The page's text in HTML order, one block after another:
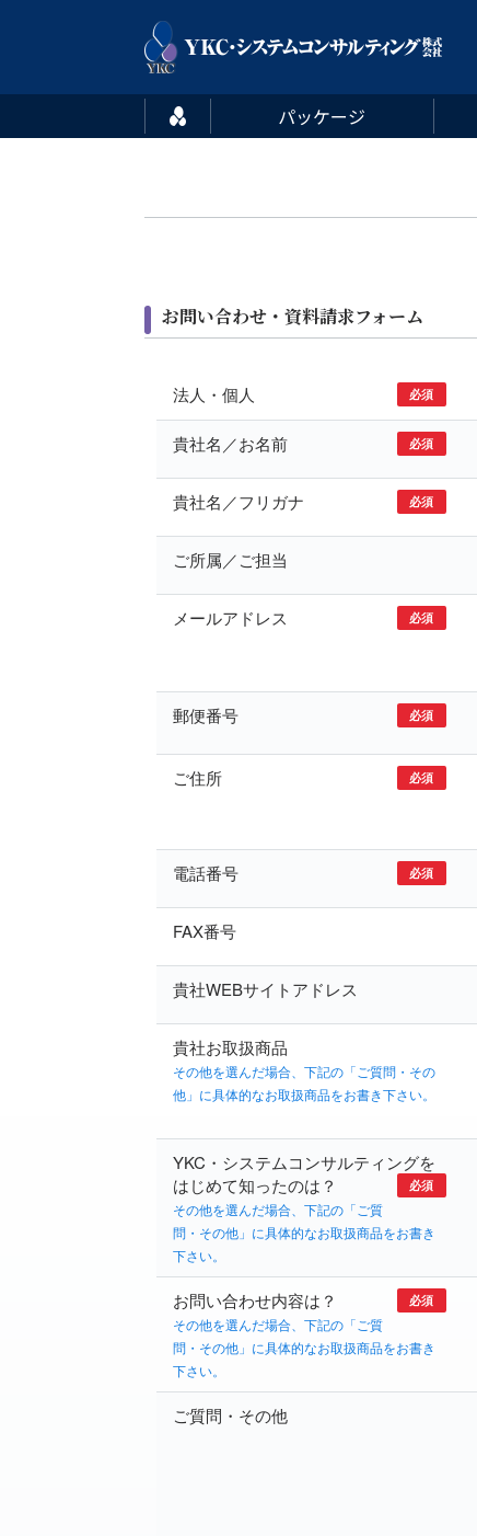
パッケージ
お問い合わせ・資料請求フォーム
法人・個人 必須
貴社名／お名前 必須
貴社名／フリガナ 必須
ご所属／ご担当
メールアドレス 必須
郵便番号 必須
ご住所 必須
電話番号 必須
FAX番号
貴社WEBサイトアドレス
貴社お取扱商品
その他を選んだ場合、下記の「ご質問・その
他」に具体的なお取扱商品をお書き下さい。
YKC・システムコンサルティングを
はじめて知ったのは？
必須
その他を選んだ場合、下記の「ご質
問・その他」に具体的なお取扱商品をお書き
下さい。
お問い合わせ内容は？ 必須
その他を選んだ場合、下記の「ご質
問・その他」に具体的なお取扱商品をお書き
下さい。
ご質問・その他